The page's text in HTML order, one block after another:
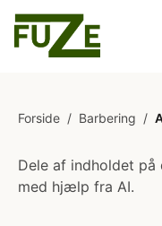
Forside / Barbering /
Dele af indholdet
med hjælp fra AI.